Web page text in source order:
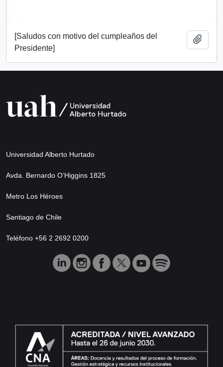
[Saludos con motivo del cumpleaños del
Presidente]
Universidad Alberto Hurtado
Avda. Bernardo O’Higgins 1825
Metro Los Héroes
Santiago de Chile
Teléfono +56 2 2692 0200